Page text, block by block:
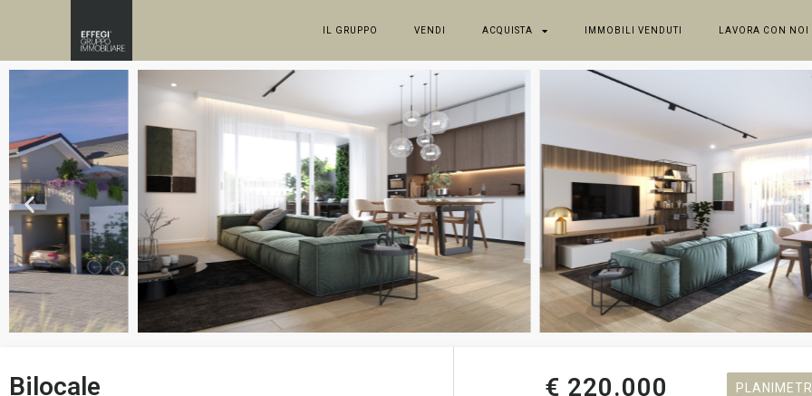
IL GRUPPO VENDI ACQUISTA IMMOBILI VENDUTI LAVORA CON NOI
Bilocale € 220.000